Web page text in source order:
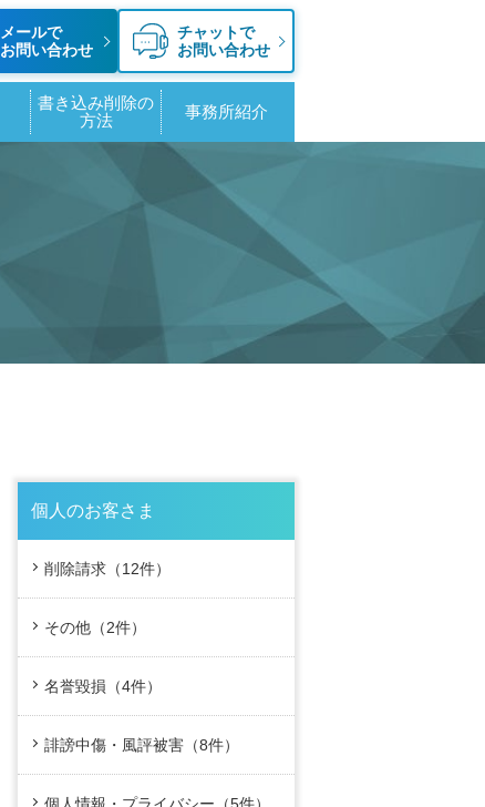
メールで
お問い合わせ
チャットで
お問い合わせ
書き込み削除の
方法
事務所紹介
個人のお客さま
削除請求（12件）
その他（2件）
名誉毀損（4件）
誹謗中傷・風評被害（8件）